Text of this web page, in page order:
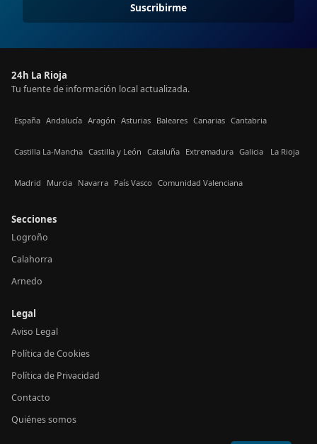
Suscribirme
24h La Rioja
Tu fuente de información local actualizada.
España Andalucía Aragón Asturias Baleares Canarias Cantabria
Castilla La-Mancha Castilla y León Cataluña Extremadura Galicia La Rioja
Madrid Murcia Navarra País Vasco Comunidad Valenciana
Secciones
Logroño
Calahorra
Arnedo
Legal
Aviso Legal
Política de Cookies
Política de Privacidad
Contacto
Quiénes somos